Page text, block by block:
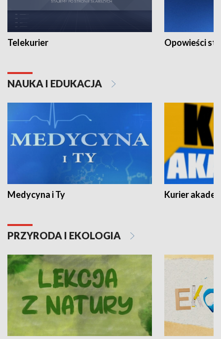
Telekurier Opowieści
NAUKA I EDUKACJA
Medycyna i Ty Kurier
PRZYRODA I EKOLOGIA